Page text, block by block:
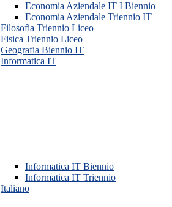
Economia Aziendale IT I Biennio
Economia Aziendale Triennio IT
Filosofia Triennio Liceo
Fisica Triennio Liceo
Geografia Biennio IT
Informatica IT
Informatica IT Biennio
Informatica IT Triennio
Italiano